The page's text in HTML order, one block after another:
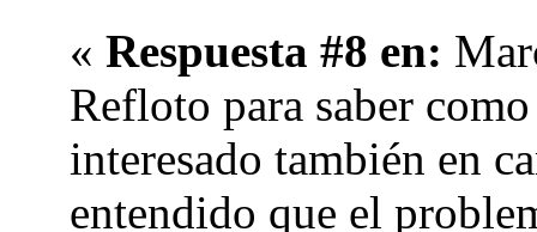
« Respuesta #8 en:
Refloto para saber
interesado también en
entendido que el